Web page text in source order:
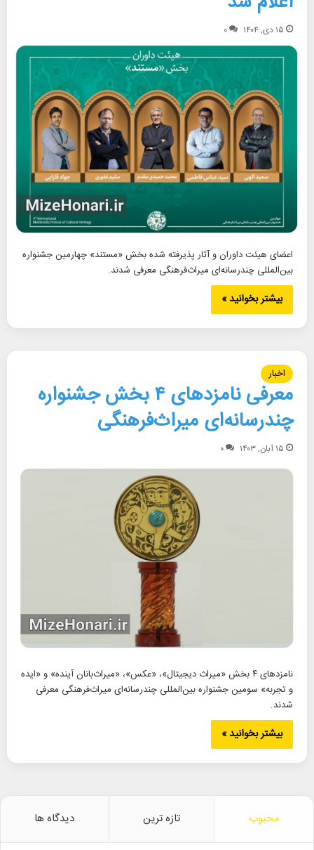
۱۵ دی, ۱۴۰۴ ۰
اعضای هیئت داوران و آثار پذیرفته شده بخش «مستند» چهارمین جشنواره
بین‌المللی چندرسانه‌ای میراث‌فرهنگی معرفی شدند.
بیشتر بخوانید »
اخبار
معرفی نامزدهای ۴ بخش جشنواره
چندرسانه‌ای میراث‌فرهنگی
۱۵ آبان, ۱۴۰۳ ۰
نامزدهای ۴ بخش «میراث دیجیتال»، «عکس»، «میراث‌بانان آینده» و «ایده
و تجربه» سومین جشنواره بین‌المللی چندرسانه‌ای میراث‌فرهنگی معرفی
شدند.
بیشتر بخوانید »
محبوب تازه ترین دیدگاه ها